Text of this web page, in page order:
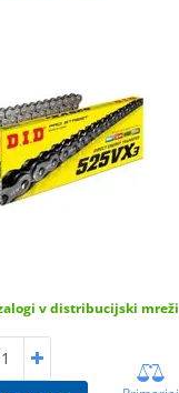
v distribucijski mreži